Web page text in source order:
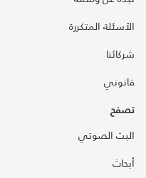
الأسئلة المتكررة
شركائنا
قانوني
تصفح
البث الصوتي
أبحاث